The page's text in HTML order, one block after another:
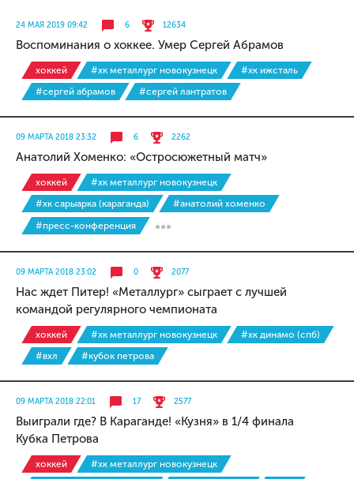
24 МАЯ 2019 09:42 6 12634
Воспоминания о хоккее. Умер Сергей Абрамов
хоккей #хк металлург новокузнецк
#хк ижсталь
#сергей абрамов
#сергей лантратов
09 МАРТА 2018 23:32 6 2262
Анатолий Хоменко: «Остросюжетный матч»
хоккей
#хк металлург новокузнецк
#хк сарыарка (караганда)
#анатолий хоменко
#пресс-конференция
09 МАРТА 2018 23:02 0 2077
Нас ждет Питер! «Металлург» сыграет с лучшей
командой регулярного чемпионата
хоккей #хк металлург новокузнецк
#хк динамо (спб)
#вхл
#кубок петрова
09 МАРТА 2018 22:01 17 2577
Выиграли где? В Караганде! «Кузня» в 1/4 финала
Кубка Петрова
хоккей
#хк металлург новокузнецк